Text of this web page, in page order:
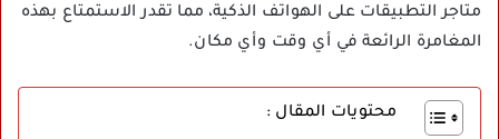
متاجر التطبيقات على الهواتف الذكية، مما تقدر الاستمتاع بهذه
المغامرة الرائعة في أي وقت وأي مكان.
محتويات المقال :